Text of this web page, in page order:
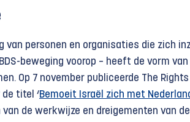
van personen en organisaties die zich
beweging voorop – heeft de vorm van
Op 7 november publiceerde The Rights
titel ‘Bemoeit Israël zich met
de werkwijze en dreigementen van